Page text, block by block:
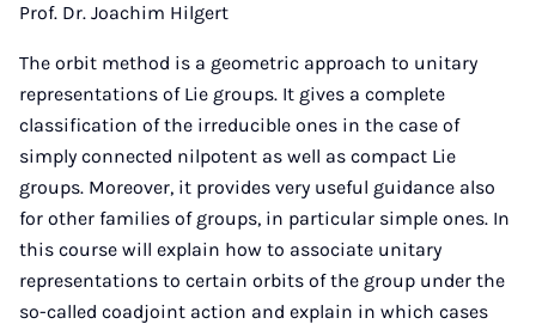
Prof. Dr. Joachim Hilgert
The orbit method is a geometric approach to unitary
representations of Lie groups. It gives a complete
classification of the irreducible ones in the case of
simply connected nilpotent as well as compact Lie
groups. Moreover, it provides very useful guidance also
for other families of groups, in particular simple ones. In
this course will explain how to associate unitary
representations to certain orbits of the group under the
so-called coadjoint action and explain in which cases